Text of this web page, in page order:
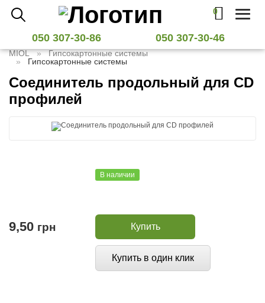
0
Toggle
050 307-30-86 050 307-30-46
MIOL
Гипсокартонные системы
Гипсокартонные системы
Соединитель продольный для CD
профилей
В наличии
9,50 грн Купить
Купить в один клик